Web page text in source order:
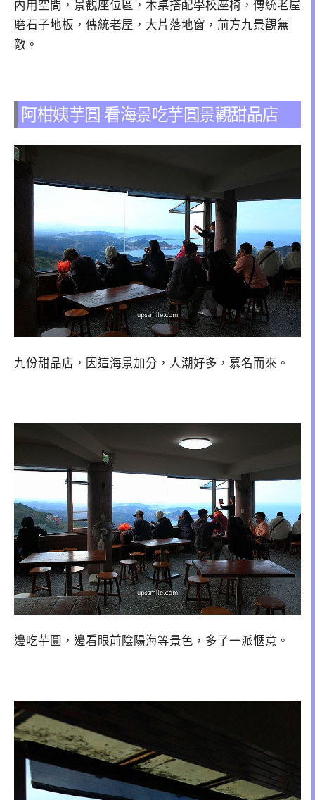
內用空間，景觀座位區，木桌搭配學校座椅，傳統老屋
磨石子地板，傳統老屋，大片落地窗，前方九景觀無
敵。
阿柑姨芋圓 看海景吃芋圓景觀甜品店
九份甜品店，因這海景加分，人潮好多，慕名而來。
邊吃芋圓，邊看眼前陰陽海等景色，多了一派愜意。